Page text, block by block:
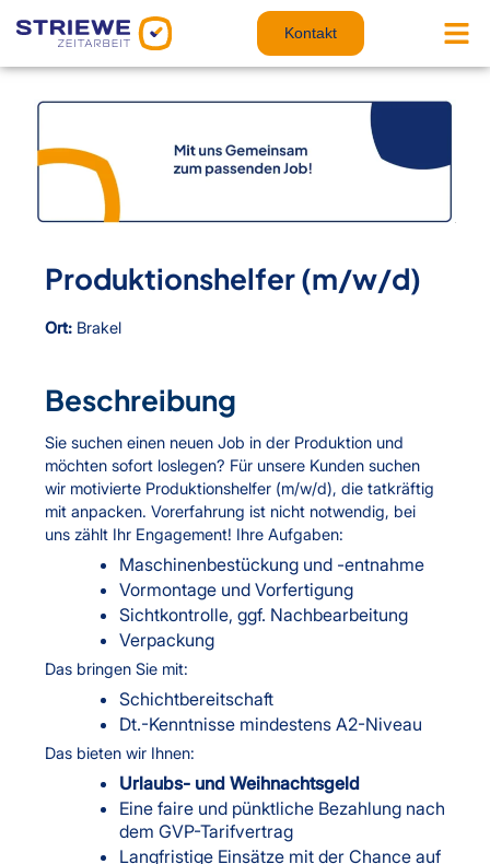
Inhalt
Kontakt
Produktionshelfer (m/w/d)
Ort: Brakel
Beschreibung
Sie suchen einen neuen Job in der Produktion und
möchten sofort loslegen? Für unsere Kunden suchen
wir motivierte Produktionshelfer (m/w/d), die tatkräftig
mit anpacken. Vorerfahrung ist nicht notwendig, bei
uns zählt Ihr Engagement! Ihre Aufgaben:
Maschinenbestückung und -entnahme
Vormontage und Vorfertigung
Sichtkontrolle, ggf. Nachbearbeitung
Verpackung
Das bringen Sie mit:
Schichtbereitschaft
Dt.-Kenntnisse mindestens A2-Niveau
Das bieten wir Ihnen:
Urlaubs- und Weihnachtsgeld
Eine faire und pünktliche Bezahlung nach
dem GVP-Tarifvertrag
Langfristige Einsätze mit der Chance auf